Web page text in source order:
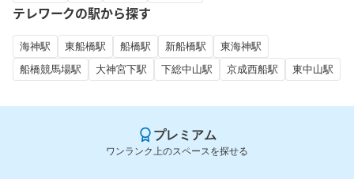
テレワークの駅から探す
海神駅 東船橋駅 船橋駅 新船橋駅
東海神駅
船橋競馬場駅
大神宮下駅 下総中山駅 京成西船駅 東中山駅
プレミアム
ワンランク上のスペースを探せる